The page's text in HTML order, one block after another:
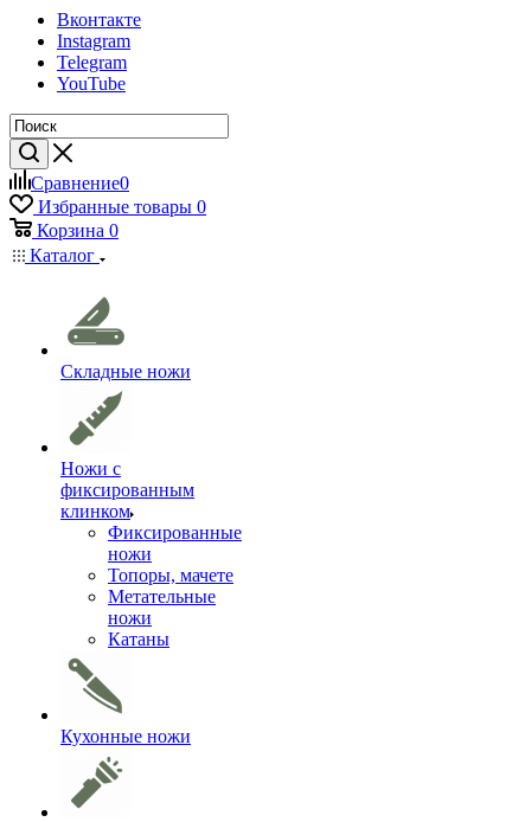
Вконтакте
Instagram
Telegram
YouTube
Сравнение0
Избранные товары 0
Корзина 0
Каталог
Складные ножи
Ножи с
фиксированным
клинком
Фиксированные
ножи
Топоры, мачете
Метательные
ножи
Катаны
Кухонные ножи